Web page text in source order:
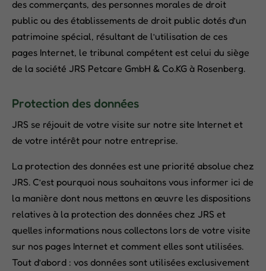
des commerçants, des personnes morales de droit
public ou des établissements de droit public dotés d’un
patrimoine spécial, résultant de l’utilisation de ces
pages Internet, le tribunal compétent est celui du siège
de la société JRS Petcare GmbH & Co.KG à Rosenberg.
Protection des données
JRS se réjouit de votre visite sur notre site Internet et
de votre intérêt pour notre entreprise.
La protection des données est une priorité absolue chez
JRS. C’est pourquoi nous souhaitons vous informer ici de
la manière dont nous mettons en œuvre les dispositions
relatives à la protection des données chez JRS et
quelles informations nous collectons lors de votre visite
sur nos pages Internet et comment elles sont utilisées.
Tout d’abord : vos données sont utilisées exclusivement